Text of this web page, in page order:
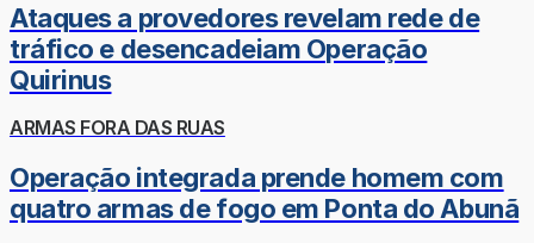
Ataques a provedores revelam rede de
tráfico e desencadeiam Operação
Quirinus
ARMAS FORA DAS RUAS
Operação integrada prende homem com
quatro armas de fogo em Ponta do Abunã